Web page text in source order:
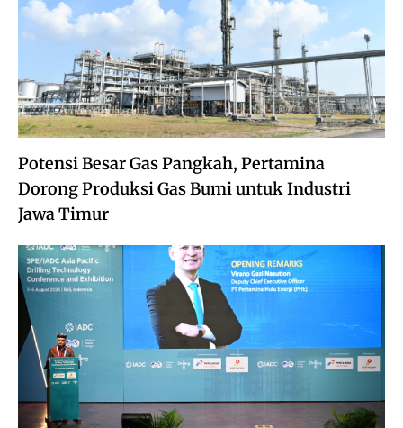
Potensi Besar Gas Pangkah, Pertamina
Dorong Produksi Gas Bumi untuk Industri
Jawa Timur